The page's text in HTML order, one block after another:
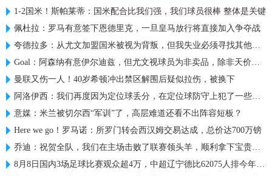
1-2国米！斯帕莱蒂：国米配合比我们强，我们球员很棒 整体是关键
佩杜拉：罗马有意签下恩德里克，一旦皇马放行将直接加入争夺战
夸德拉多：从尤文加盟国米被视为背叛，但我失业必须寻找其他选择
Goal：阿森纳有意伊尔迪兹，但尤文视球员为非卖品，除非天价购买
曼联又伤一人！40岁希顿冲出禁区解围后疑似拉伤，被换下
阿洛伊西：我们再度因为定位球丢分，在定位球防守上犯了一些错误
意媒：米兰被切尔西“军训”了，高层难道还看不出阵容短板？
Here we go！罗马诺：所罗门转会西汉姆交易达成，总价达700万镑
乔迪：祝贺全队，我们在主场击败了联赛领头羊，顺利拿下宝贵三分
8月8日国内3场足球比赛观众超4万，中超辽宁德比62075人排今年第6